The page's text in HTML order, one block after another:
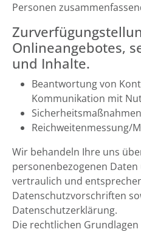
Personen
Onlineangebotes,
und Inhalte.
Beantwortung von
Kommunikation mit
Reichweitenmessung/
Wir behandeln Ihre uns
personenbezogenen
vertraulich und
Datenschutzvorschriften
Datenschutzerklärung.
Die rechtlichen